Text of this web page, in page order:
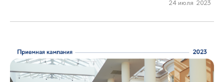
24 июля 2023